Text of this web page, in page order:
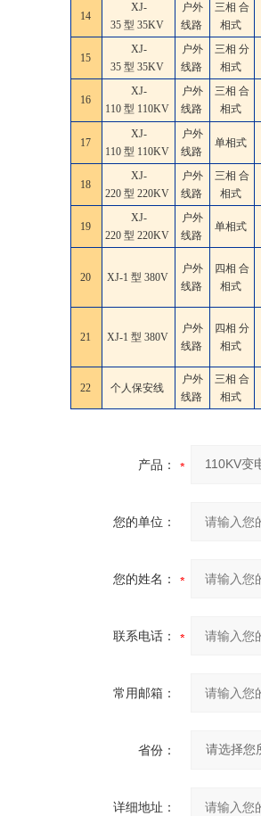
14
XJ-
35 型 35KV
户外
线路
三相 合
相式
15
XJ-
35 型 35KV
户外
线路
三相 分
相式
16
XJ-
110 型 110KV
户外
线路
三相 合
相式
17
XJ-
110 型 110KV
户外
线路
单相式
18
XJ-
220 型 220KV
户外
线路
三相 合
相式
19
XJ-
220 型 220KV
户外
线路
单相式
20 XJ-1 型 380V
户外
线路
四相 合
相式
21 XJ-1 型 380V
户外
线路
四相 分
相式
22 个人保安线
户外
线路
三相 合
相式
产品：
您的单位：
您的姓名：
联系电话：
常用邮箱：
省份：
详细地址：